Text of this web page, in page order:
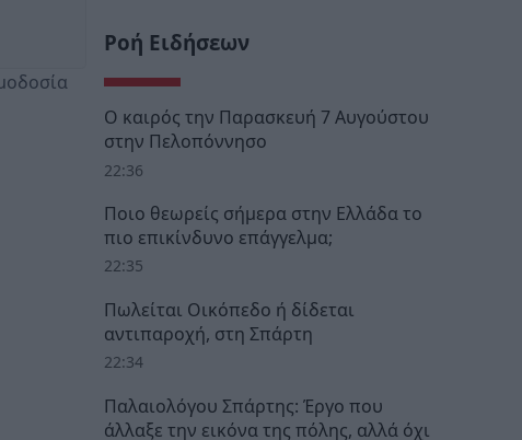
Ροή Ειδήσεων
Ο καιρός την Παρασκευή 7 Αυγούστου
στην Πελοπόννησο
22:36
Ποιο θεωρείς σήμερα στην Ελλάδα το
πιο επικίνδυνο επάγγελμα;
22:35
Πωλείται Οικόπεδο ή δίδεται
αντιπαροχή, στη Σπάρτη
22:34
Παλαιολόγου Σπάρτης: Έργο που
άλλαξε την εικόνα της πόλης, αλλά όχι